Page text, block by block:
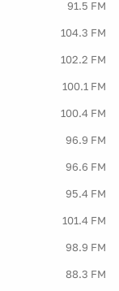
91.5 FM
104.3 FM
102.2 FM
100.1 FM
100.4 FM
96.9 FM
96.6 FM
95.4 FM
101.4 FM
98.9 FM
88.3 FM